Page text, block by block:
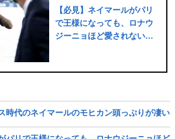
【必見】ネイマールがパリ
で王様になっても、ロナウ
ジーニョほど愛されない理
時代のネイマールのモヒカン頭っぷりが凄い